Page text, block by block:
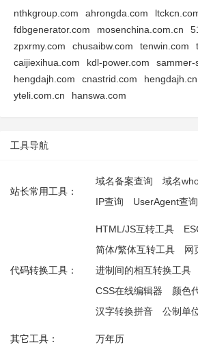
nthkgroup.com ahrongda.com
fdbgenerator.com
mosenchina.com.cn
zpxrmy.com
chusaibw.com tenwin.com
caijiexihua.com
kdl-power.com
sammer-
hengdajh.com
cnastrid.com hengdajh.cn
yteli.com.cn
hanswa.com
工具导航
站长常用工具：
域名备案查询 域名
IP查询
UserAgent查询
代码转换工具：
HTML/JS互转工具
简体/繁体互转工具
网
进制间的相互转换工具
CSS在线编辑器
颜色
汉字转换拼音
公制单
其它工具： 万年历